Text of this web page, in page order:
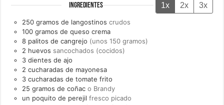
INGREDIENTES 1x 2x 3x
250 gramos de langostinos crudos
100 gramos de queso crema
8 palitos de cangrejo (unos 150 gramos)
2 huevos sancochados (cocidos)
3 dientes de ajo
2 cucharadas de mayonesa
3 cucharadas de tomate frito
25 gramos de coñac o Brandy
un poquito de perejil fresco picado